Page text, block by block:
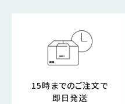
15時までのご注文で
即日発送